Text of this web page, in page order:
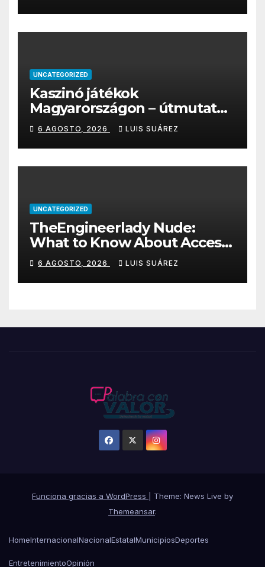
UNCATEGORIZED
Kaszinó játékok
Magyarországon – útmutató
a legnépszerűbb online
kaszinójátékokhoz
6 AGOSTO, 2026 LUIS SUÁREZ
UNCATEGORIZED
TheEngineerlady Nude:
What to Know About Access,
Privacy & Features
6 AGOSTO, 2026 LUIS SUÁREZ
Funciona gracias a WordPress
Theme: News Live by
Themeansar.
HomeInternacionalNacionalEstatalMunicipiosDeportes
EntretenimientoOpinión